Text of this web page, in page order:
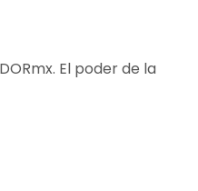
El poder de la